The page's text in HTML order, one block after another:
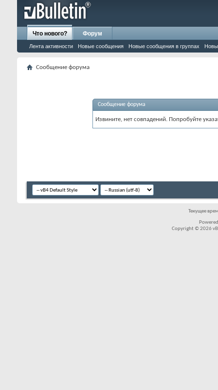
Что нового?
Лента активности Новые сообщения Новые сообщения в группах
Форум
Сообщение форума
Сообщение форума
Извините, нет совпадений. Попробуйте
Текущее
Copyright © 2026